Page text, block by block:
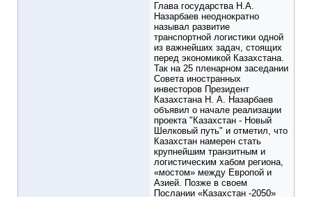
Глава государства Н.А.
Назарбаев неоднократно
называл развитие
транспортной логистики одной
из важнейших задач, стоящих
перед экономикой Казахстана.
Так на 25 пленарном заседании
Совета иностранных
инвесторов Президент
Казахстана Н. А. Назарбаев
объявил о начале реализации
проекта "Казахстан - Новый
Шелковый путь" и отметил, что
Казахстан намерен стать
крупнейшим транзитным и
логистическим хабом региона,
«мостом» между Европой и
Азией. Позже в своем
Послании «Казахстан -2050»